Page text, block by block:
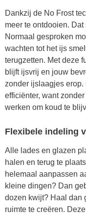
Dankzij de No Frost
meer te ontdooien.
Normaal gesproken
wachten tot het ijs
terugzetten. Met deze
blijft ijsvrij en jouw
zonder ijslaagjes
efficiënter, want
werken om koud te
Flexibele indeling
Alle lades en glazen
halen en terug te
helemaal aanpassen
kleine dingen? Dan
dozen kwijt? Haal dan
ruimte te creëren.